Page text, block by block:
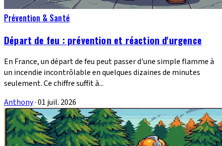
Prévention & Santé
Départ de feu : prévention et réaction d'urgence
En France, un départ de feu peut passer d'une simple flamme à
un incendie incontrôlable en quelques dizaines de minutes
seulement. Ce chiffre suffit à...
Anthony·01 juil. 2026